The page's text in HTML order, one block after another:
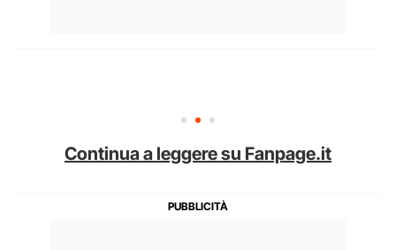
Continua a leggere su Fanpage.it